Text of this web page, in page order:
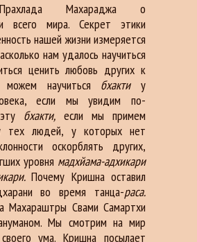
Махараджа о
всего мира. Секрет этики
нашей жизни измеряется
нам удалось научиться
ценить любовь других к
научиться бхактиу
если мы увидим по-
бхакти, если мы примем
тех людей, у которых нет
оскорблять других,
уровня мадхйама-адхикари
Почему Кришна оставил
во время танца-раса.
Махараштры Свами Самартхи
Мы смотрим на мир
ума. Кришна посылает